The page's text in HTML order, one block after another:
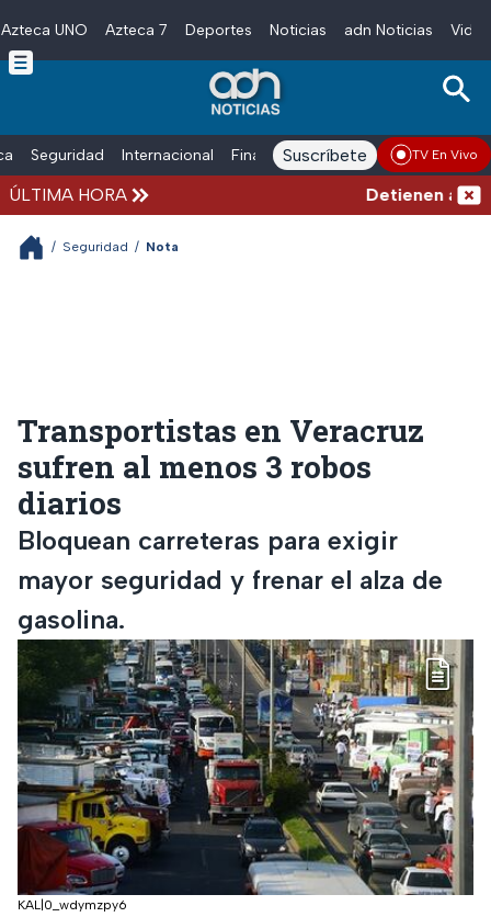
Skip to main content
Azteca UNO Azteca 7 Deportes Noticias adn Noticias
Seguridad Internacional Finanzas adn Noticias Radio
Suscríbete TV En Vivo
ÚLTIMA HORA Detienen al
/ Seguridad / Nota
Transportistas en Veracruz
sufren al menos 3 robos
diarios
Bloquean carreteras para exigir
mayor seguridad y frenar el alza de
gasolina.
KAL|0_wdymzpy6